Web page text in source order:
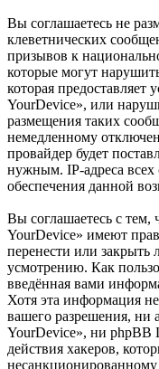
Вы соглашаетесь не
клеветнических
призывов к
которые могут
которая
YourDevice», или
размещения таких
немедленному
провайдер будет
нужным. IP-адреса
обеспечения данной
Вы соглашаетесь с
YourDevice» имеют
перенести или
усмотрению. Как
введённая вами
Хотя эта информация
вашего разрешения,
YourDevice», ни phpBB
действия хакеров,